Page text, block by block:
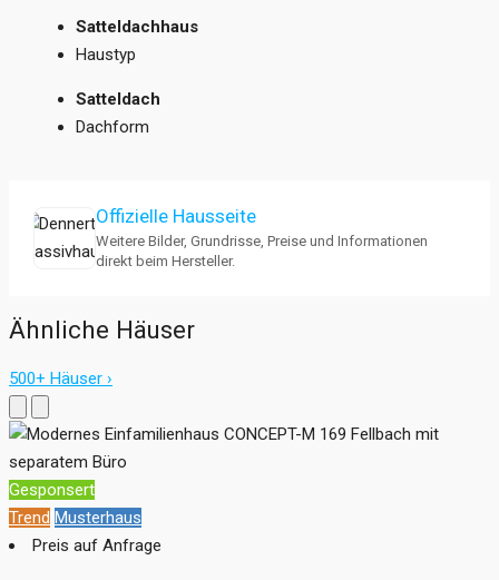
Satteldachhaus
Haustyp
Satteldach
Dachform
Offizielle Hausseite
Weitere Bilder, Grundrisse, Preise und Informationen
direkt beim Hersteller.
Ähnliche Häuser
500+ Häuser ›
Gesponsert
Trend Musterhaus
Preis auf Anfrage